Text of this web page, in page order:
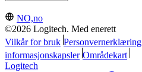
NO,no
©2026 Logitech. Med enerett
Vilkår for bruk Personvernerklæring
informasjonskapsler Områdekart
Logitech